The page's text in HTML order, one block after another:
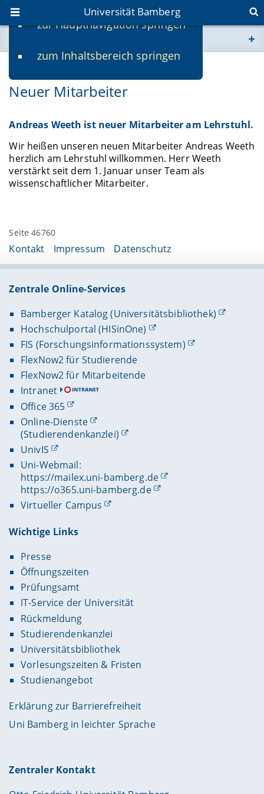
zur Hauptnavigation springen
zum Inhaltsbereich springen
Universität Bamberg
www.uni-bamberg.de
univis.uni-bamberg.de
fis.uni-bamberg.de
Neuer Mitarbeiter
Andreas Weeth ist neuer Mitarbeiter am Lehrstuhl.
Wir heißen unseren neuen Mitarbeiter Andreas Weeth
herzlich am Lehrstuhl willkommen. Herr Weeth
verstärkt seit dem 1. Januar unser Team als
wissenschaftlicher Mitarbeiter.
Seite 46760
Kontakt Impressum Datenschutz
Zentrale Online-Services
Bamberger Katalog (Universitätsbibliothek)
Hochschulportal (HISinOne)
FIS (Forschungsinformationssystem)
FlexNow2 für Studierende
FlexNow2 für Mitarbeitende
Intranet
Office 365
Online-Dienste
(Studierendenkanzlei)
UnivIS
Uni-Webmail:
https://mailex.uni-bamberg.de
https://o365.uni-bamberg.de
Virtueller Campus
Wichtige Links
Presse
Öffnungszeiten
Prüfungsamt
IT-Service der Universität
Rückmeldung
Studierendenkanzlei
Universitätsbibliothek
Vorlesungszeiten & Fristen
Studienangebot
Erklärung zur Barrierefreiheit
Uni Bamberg in leichter Sprache
Zentraler Kontakt